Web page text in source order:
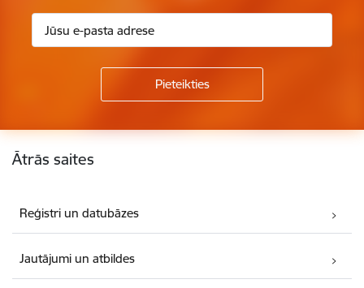
Kājene
Ātrās saites
Reģistri un datubāzes
Jautājumi un atbildes